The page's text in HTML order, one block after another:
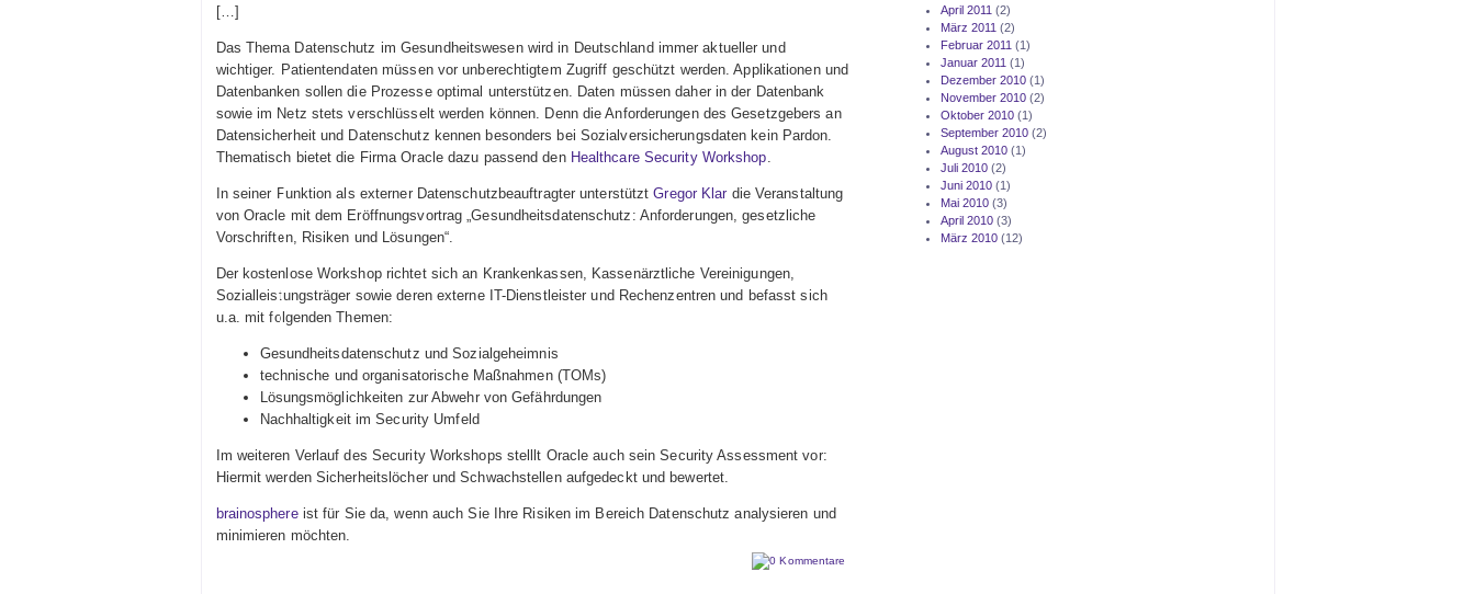
[…]
Das Thema Datenschutz im Gesundheitswesen wird in Deutschland immer aktueller und
wichtiger. Patientendaten müssen vor unberechtigtem Zugriff geschützt werden. Applikationen und
Datenbanken sollen die Prozesse optimal unterstützen. Daten müssen daher in der Datenbank
sowie im Netz stets verschlüsselt werden können. Denn die Anforderungen des Gesetzgebers an
Datensicherheit und Datenschutz kennen besonders bei Sozialversicherungsdaten kein Pardon.
Thematisch bietet die Firma Oracle dazu passend den Healthcare Security Workshop.
In seiner Funktion als externer Datenschutzbeauftragter unterstütztGregor Klar die Veranstaltung
von Oracle mit dem Eröffnungsvortrag „Gesundheitsdatenschutz: Anforderungen, gesetzliche
Vorschriften, Risiken und Lösungen“.
Der kostenlose Workshop richtet sich an Krankenkassen, Kassenärztliche Vereinigungen,
Sozialleistungsträger sowie deren externe IT-Dienstleister und Rechenzentren und befasst sich
u.a. mit folgenden Themen:
Gesundheitsdatenschutz und Sozialgeheimnis
technische und organisatorische Maßnahmen (TOMs)
Lösungsmöglichkeiten zur Abwehr von Gefährdungen
Nachhaltigkeit im Security Umfeld
Im weiteren Verlauf des Security Workshops stelllt Oracle auch sein Security Assessment vor:
Hiermit werden Sicherheitslöcher und Schwachstellen aufgedeckt und bewertet.
brainosphereist für Sieda, wenn auch Sie Ihre Risiken im Bereich Datenschutz analysieren und
minimieren möchten.
0 Kommentare
April 2011 (2)
März 2011 (2)
Februar 2011 (1)
Januar 2011 (1)
Dezember 2010(1)
November 2010(2)
Oktober 2010(1)
September 2010(2)
August 2010(1)
Juli 2010(2)
Juni 2010(1)
Mai 2010(3)
April 2010(3)
März 2010(12)